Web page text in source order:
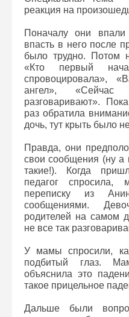
реакция на
Поначалу они
впасть в него после
было трудно. Потом
«Кто первый
спровоцировала»,
ангел»,
разговаривают».
раз обратила
дочь, тут крыть было
Правда, они
свои сообщения (ну а
такие!). Когда
педагог
переписку из
сообщениями.
родителей на самом
не все так
У мамы спросили,
подбитый глаз.
объяснила это
такое прицельное
Дальше были